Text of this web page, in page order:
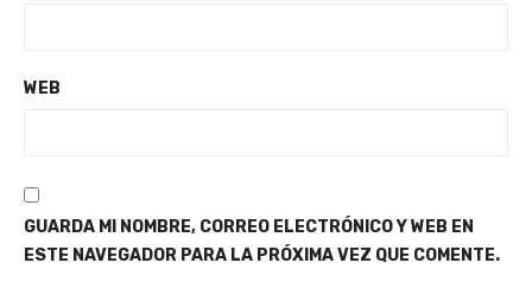
WEB
GUARDA MI NOMBRE, CORREO ELECTRÓNICO Y WEB EN
ESTE NAVEGADOR PARA LA PRÓXIMA VEZ QUE COMENTE.